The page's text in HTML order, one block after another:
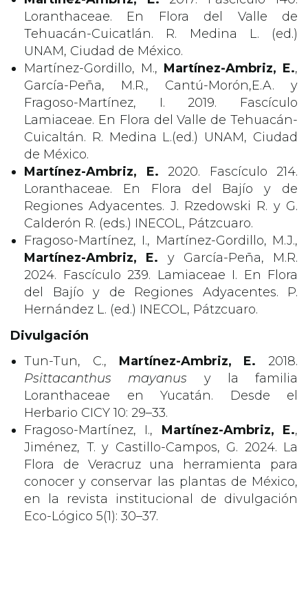
Loranthaceae. En Flora del Valle de
Tehuacán-Cuicatlán. R. Medina L. (ed.)
UNAM, Ciudad de México.
Martínez-Gordillo, M., Martínez-Ambriz, E.,
García-Peña, M.R., Cantú-Morón,E.A. y
Fragoso-Martínez, I. 2019. Fascículo
Lamiaceae. En Flora del Valle de Tehuacán-
Cuicaltán. R. Medina L.(ed.) UNAM, Ciudad
de México.
Martínez-Ambriz, E. 2020. Fascículo 214.
Loranthaceae. En Flora del Bajío y de
Regiones Adyacentes. J. Rzedowski R. y G.
Calderón R. (eds.) INECOL, Pátzcuaro.
Fragoso-Martínez, I., Martínez-Gordillo, M.J.,
Martínez-Ambriz, E. y García-Peña, M.R.
2024. Fascículo 239. Lamiaceae I. En Flora
del Bajío y de Regiones Adyacentes. P.
Hernández L. (ed.) INECOL, Pátzcuaro.
Divulgación
Tun-Tun, C., Martínez-Ambriz, E. 2018.
Psittacanthus mayanus y la familia
Loranthaceae en Yucatán. Desde el
Herbario CICY 10: 29–33.
Fragoso-Martínez, I., Martínez-Ambriz, E.,
Jiménez, T. y Castillo-Campos, G. 2024. La
Flora de Veracruz una herramienta para
conocer y conservar las plantas de México,
en la revista institucional de divulgación
Eco-Lógico 5(1): 30–37.